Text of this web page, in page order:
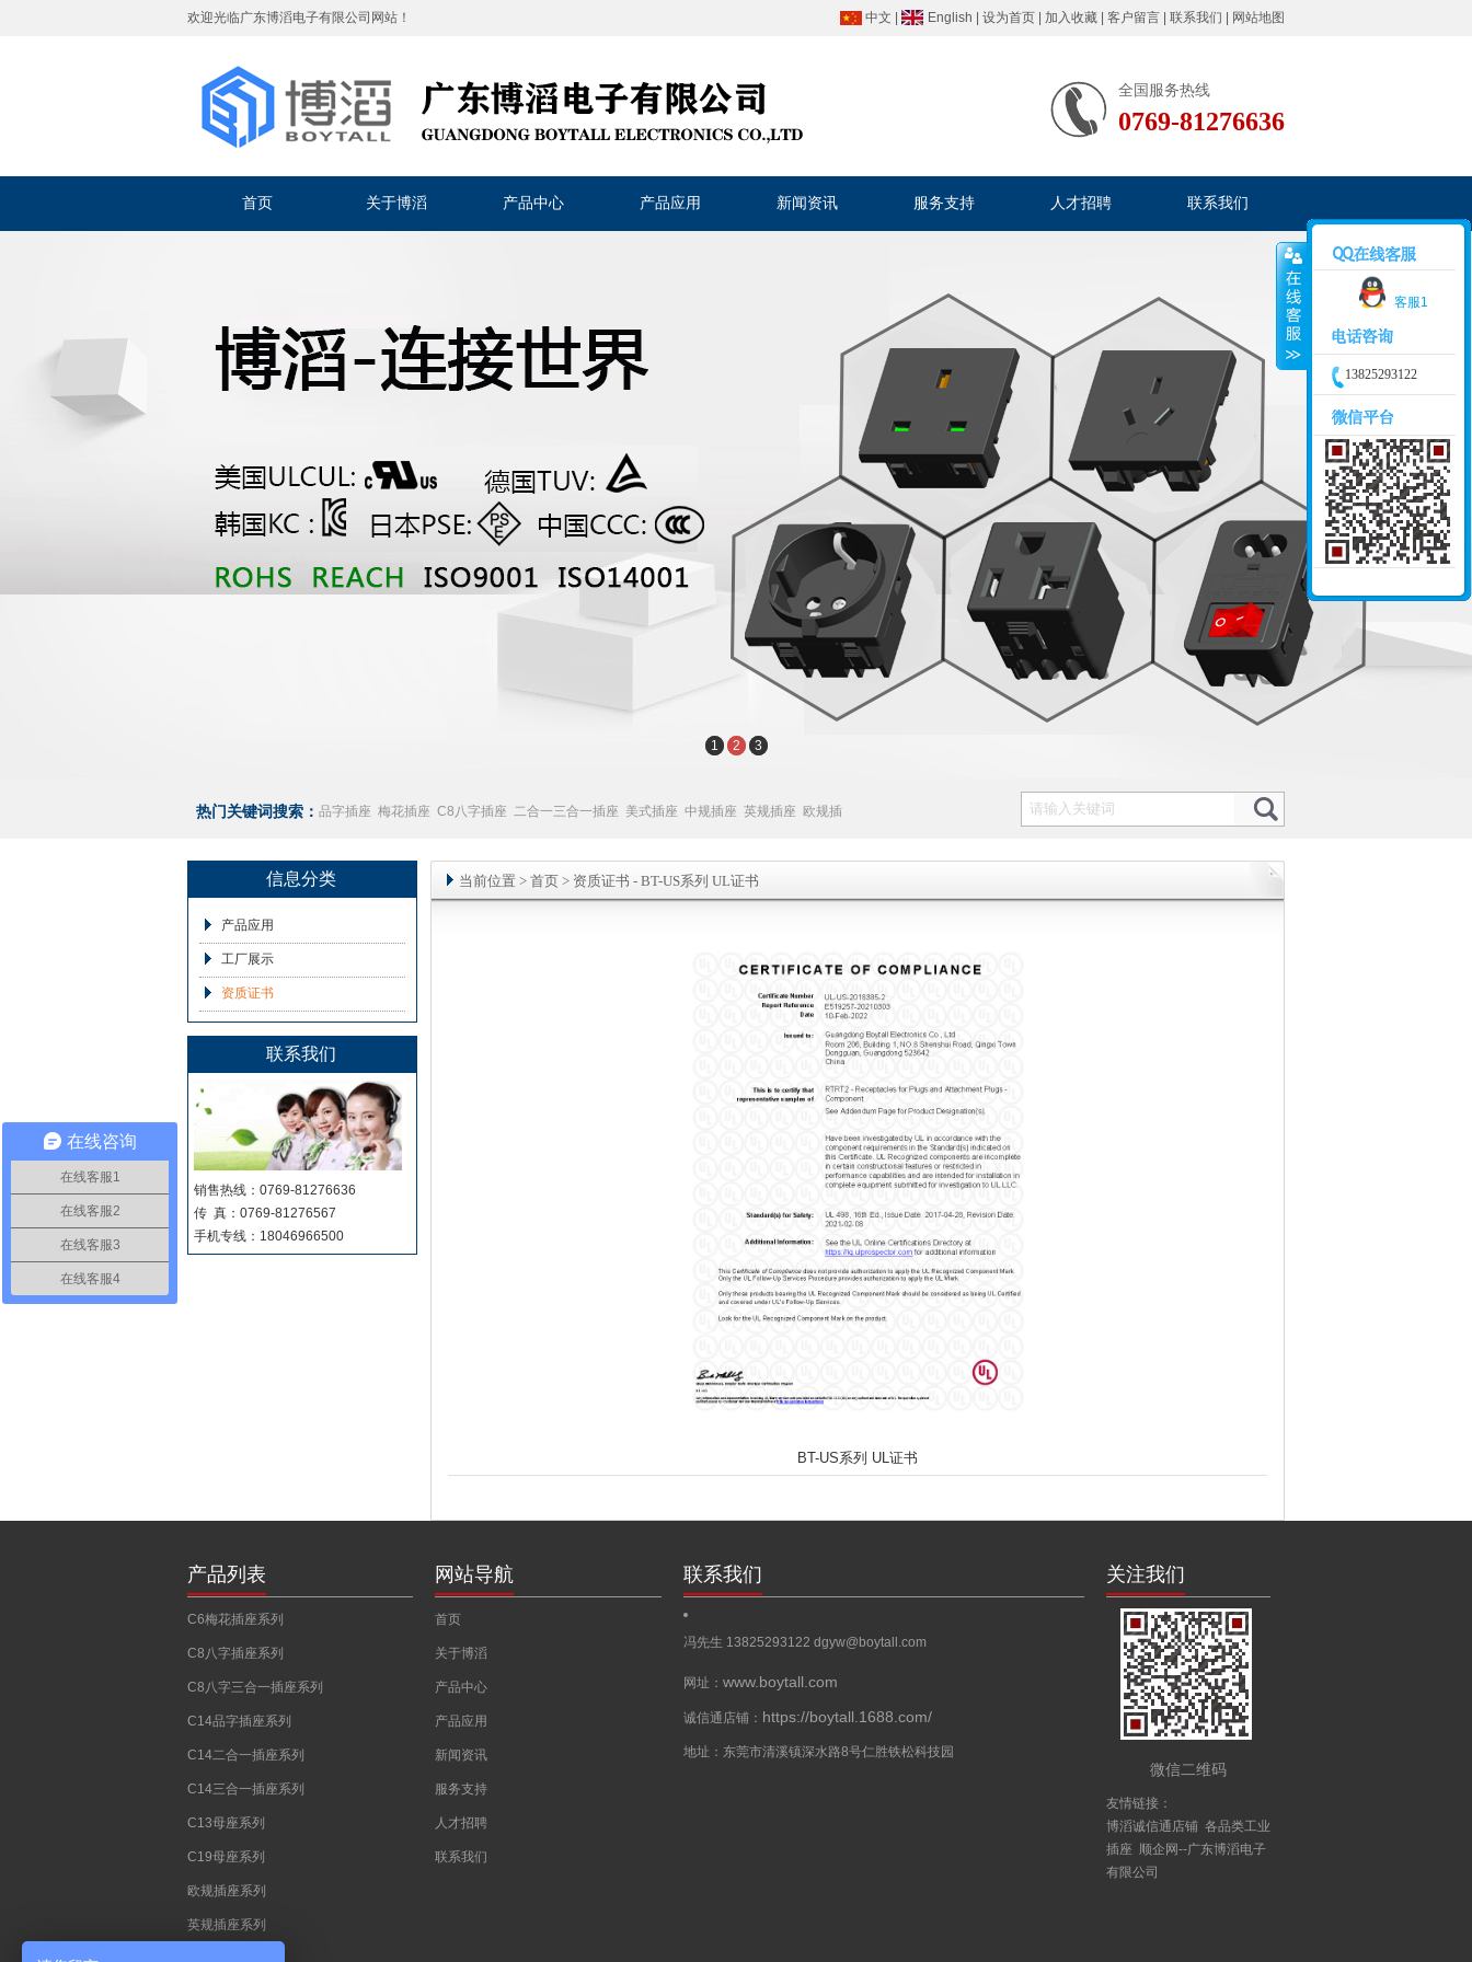
欢迎光临广东博滔电子有限公司 网站！ 中文 English 设为首页 加入收藏 客户留言 联系我们 网站地图
全国服务热线
0769-81276636
首页 关于博滔 产品中心 产品应用 新闻资讯 服务支持 人才招聘 联系我们
1 2 3
热门关键词搜索： 品字插座 梅花插座 C8八字插座 二合一三合一插座 美式插座 中规插座 英规插座 欧规插
信息分类
产品应用
工厂展示
资质证书
联系我们
销售热线：0769-81276636
传 真：0769-81276567
手机专线：18046966500
当前位置 > 首页 > 资质证书 - BT-US系列 UL证书
BT-US系列 UL证书
产品列表
C6梅花插座系列
C8八字插座系列
C8八字三合一插座系列
C14品字插座系列
C14二合一插座系列
C14三合一插座系列
C13母座系列
C19母座系列
欧规插座系列
英规插座系列
网站导航
首页
关于博滔
产品中心
产品应用
新闻资讯
服务支持
人才招聘
联系我们
联系我们
冯先生 13825293122 dgyw@boytall.com
网址： www.boytall.com
诚信通店铺： https://boytall.1688.com/
地址：东莞市清溪镇深水路8号仁胜铁松科技园
关注我们
微信二维码
友情链接：
博滔诚信通店铺 各品类工业
插座
顺企网--广东博滔电子
有限公司
客服1
13825293122
在线咨询
在线客服1
在线客服2
在线客服3
在线客服4